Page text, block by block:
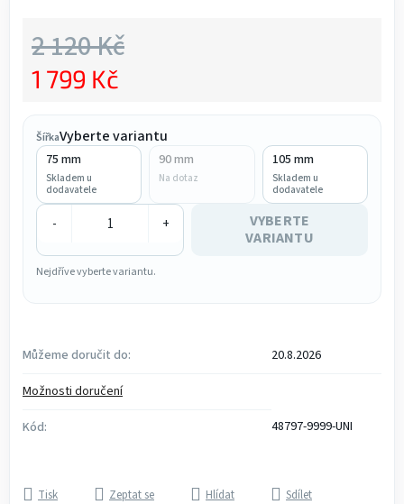
ŠířkaVyberte variantu
75 mm
Skladem u
dodavatele
90 mm
Na dotaz
105 mm
Skladem u
dodavatele
- +
VYBERTE
VARIANTU
Nejdříve vyberte variantu.
Můžeme doručit do:
20.8.2026
Možnosti doručení
Kód:
48797-9999-UNI
2 120 Kč
1 799 Kč
Tisk Zeptat se Hlídat Sdílet